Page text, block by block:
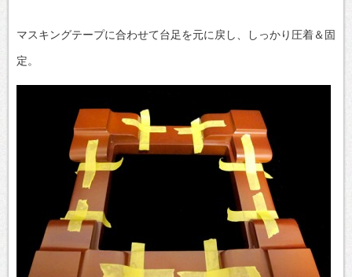
マスキングテープに合わせて台足を元に戻し、しっかり圧着＆固
定。